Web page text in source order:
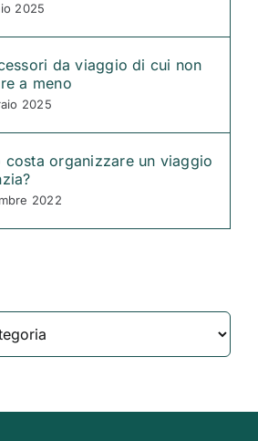
2025
da viaggio di cui non
a meno
2025
costa organizzare un viaggio
2022